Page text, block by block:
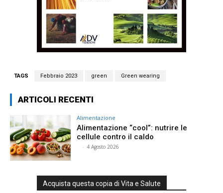
TAGS Febbraio 2023 green Green wearing
ARTICOLI RECENTI
Alimentazione
Alimentazione “cool”: nutrire le
cellule contro il caldo
- 4 Agosto 2026
Acquista questa copia di Vita e Salute